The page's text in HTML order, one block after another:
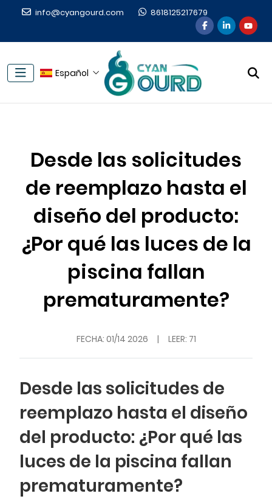
info@cyangourd.com 8618125217679
Español
Desde las solicitudes
de reemplazo hasta el
diseño del producto:
¿Por qué las luces de la
piscina fallan
prematuramente?
FECHA: 01/14 2026 | LEER: 71
Desde las solicitudes de
reemplazo hasta el diseño
del producto: ¿Por qué las
luces de la piscina fallan
prematuramente?